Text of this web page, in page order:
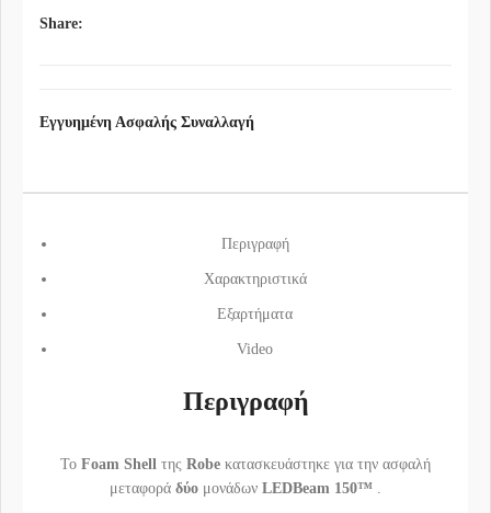
Share:
Εγγυημένη Ασφαλής Συναλλαγή
Περιγραφή
Χαρακτηριστικά
Εξαρτήματα
Video
Περιγραφή
Το Foam Shell της Robe κατασκευάστηκε για την ασφαλή
μεταφορά δύο μονάδων LEDBeam 150™ .